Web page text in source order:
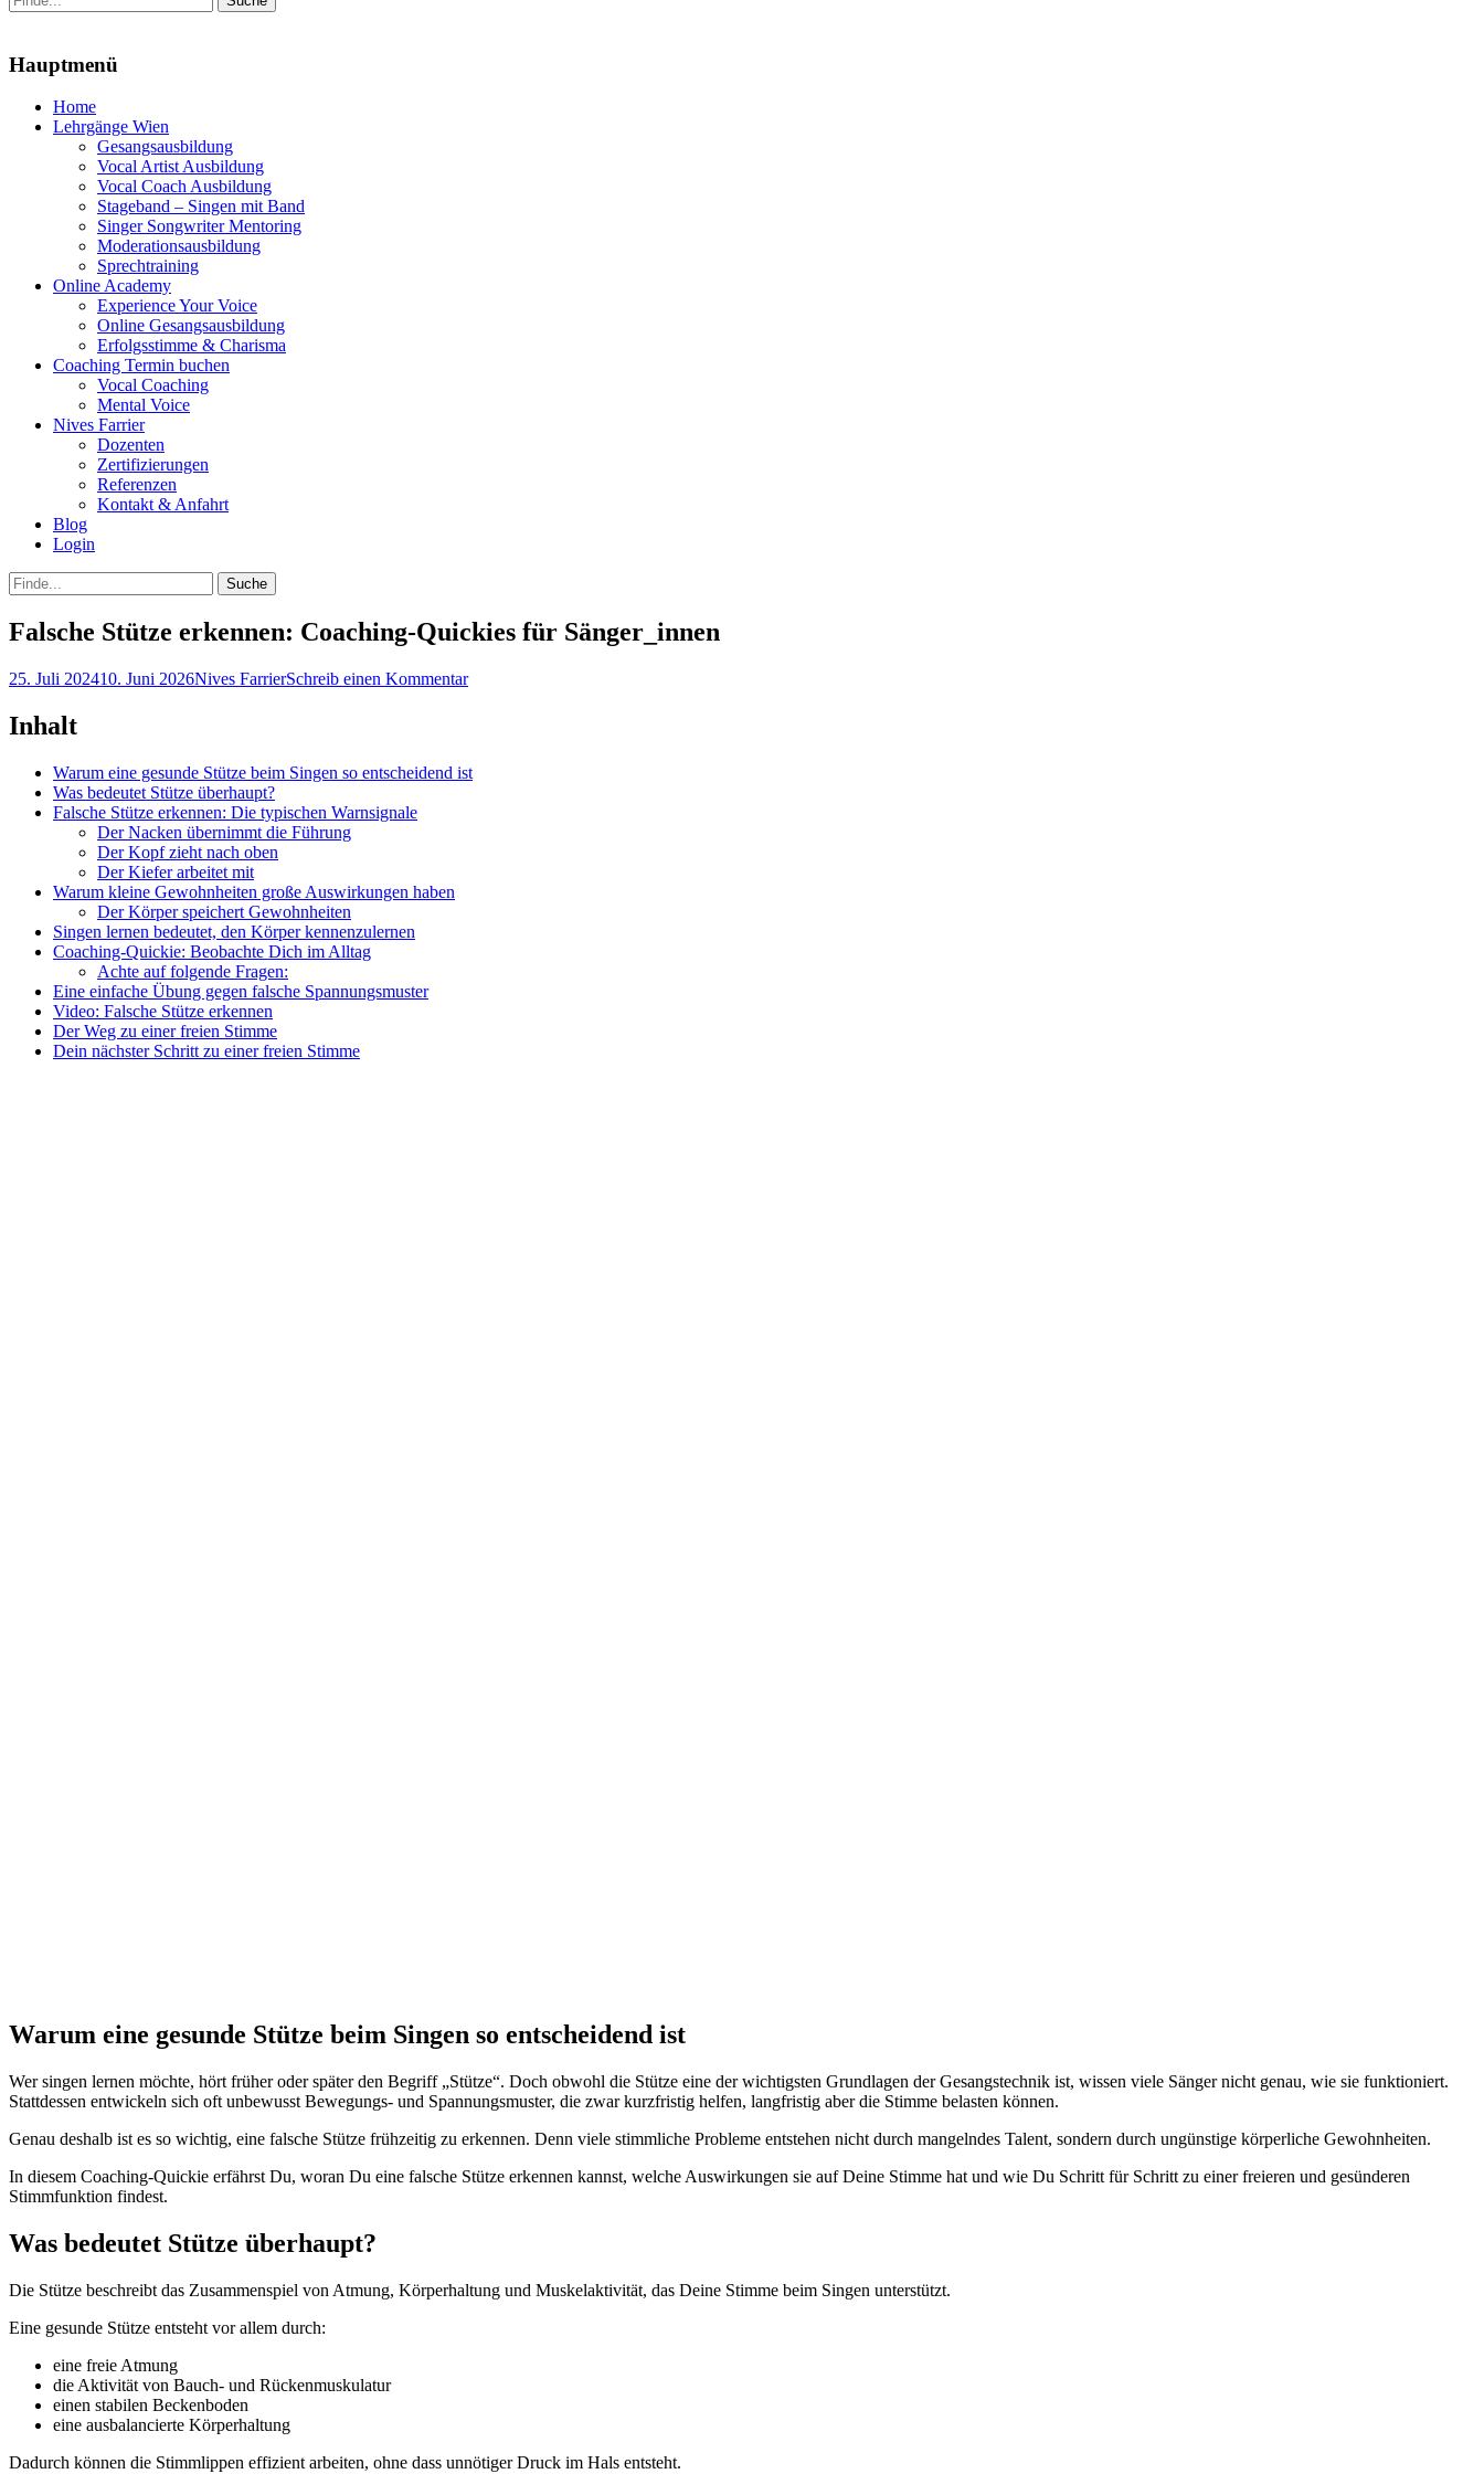
nach:
Hauptmenü
Zum
Inhalt
Home
Lehrgänge Wien
Gesangsausbildung
Vocal Artist Ausbildung
Vocal Coach Ausbildung
Stageband – Singen mit Band
Singer Songwriter Mentoring
Moderationsausbildung
Sprechtraining
Online Academy
Experience Your Voice
Online Gesangsausbildung
Erfolgsstimme & Charisma
Coaching Termin buchen
Vocal Coaching
Mental Voice
Nives Farrier
Dozenten
Zertifizierungen
Referenzen
Kontakt & Anfahrt
Blog
Login
bei
der
Suche
Suche
nach:
Falsche Stütze erkennen: Coaching-Quickies für Sänger_innen
Posted
25. Juli 202410. Juni 2026Autor
Nives FarrierSchreib einen Kommentar
Inhalt
Warum eine gesunde Stütze beim Singen so entscheidend ist
Was bedeutet Stütze überhaupt?
Falsche Stütze erkennen: Die typischen Warnsignale
Der Nacken übernimmt die Führung
Der Kopf zieht nach oben
Der Kiefer arbeitet mit
Warum kleine Gewohnheiten große Auswirkungen haben
Der Körper speichert Gewohnheiten
Singen lernen bedeutet, den Körper kennenzulernen
Coaching-Quickie: Beobachte Dich im Alltag
Achte auf folgende Fragen:
Eine einfache Übung gegen falsche Spannungsmuster
Video: Falsche Stütze erkennen
Der Weg zu einer freien Stimme
Dein nächster Schritt zu einer freien Stimme
Warum eine gesunde Stütze beim Singen so entscheidend ist
Wer singen lernen möchte, hört früher oder später den Begriff „Stütze“. Doch obwohl die Stütze eine der wichtigsten Grundlagen der Gesangstechnik ist, wissen viele Sänger nicht genau, wie sie funktioniert.
Stattdessen entwickeln sich oft unbewusst Bewegungs- und Spannungsmuster, die zwar kurzfristig helfen, langfristig aber die Stimme belasten können.
Genau deshalb ist es so wichtig, eine falsche Stütze frühzeitig zu erkennen. Denn viele stimmliche Probleme entstehen nicht durch mangelndes Talent, sondern durch ungünstige körperliche Gewohnheiten.
In diesem Coaching-Quickie erfährst Du, woran Du eine falsche Stütze erkennen kannst, welche Auswirkungen sie auf Deine Stimme hat und wie Du Schritt für Schritt zu einer freieren und gesünderen
Stimmfunktion findest.
Was bedeutet Stütze überhaupt?
Die Stütze beschreibt das Zusammenspiel von Atmung, Körperhaltung und Muskelaktivität, das Deine Stimme beim Singen unterstützt.
Eine gesunde Stütze entsteht vor allem durch:
eine freie Atmung
die Aktivität von Bauch- und Rückenmuskulatur
einen stabilen Beckenboden
eine ausbalancierte Körperhaltung
Dadurch können die Stimmlippen effizient arbeiten, ohne dass unnötiger Druck im Hals entsteht.